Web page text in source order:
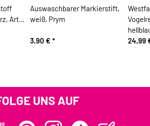
Art
Auswaschbarer Markierstift,
weiß, Prym
3,90 € *
24,99
UNS AUF